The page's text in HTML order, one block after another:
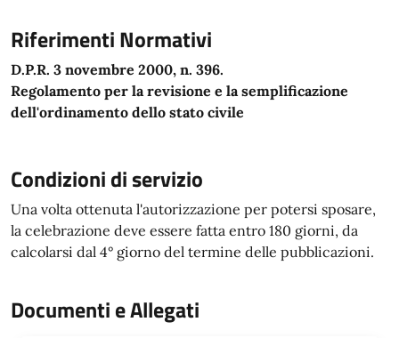
Riferimenti Normativi
D.P.R. 3 novembre 2000, n. 396.
Regolamento per la revisione e la semplificazione
dell'ordinamento dello stato civile
Condizioni di servizio
Una volta ottenuta l'autorizzazione per potersi sposare,
la celebrazione deve essere fatta entro 180 giorni, da
calcolarsi dal 4° giorno del termine delle pubblicazioni.
Documenti e Allegati